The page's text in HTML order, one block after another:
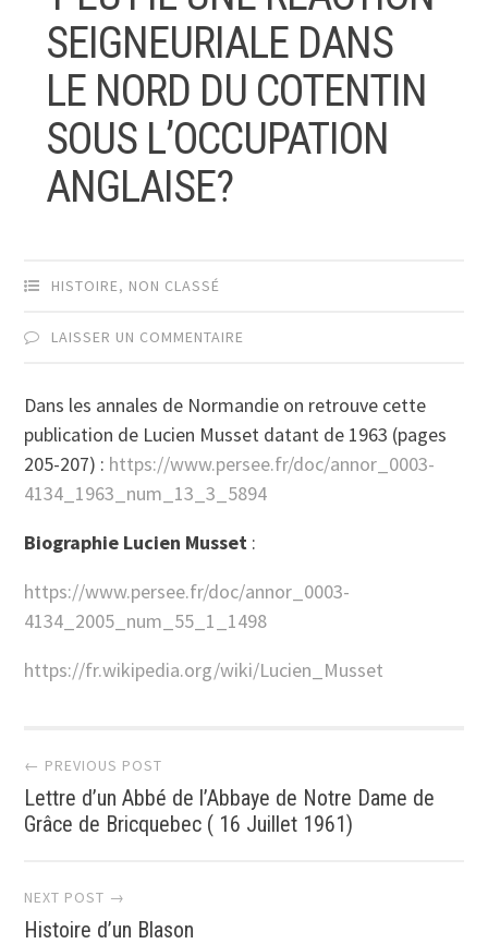
SEIGNEURIALE DANS
LE NORD DU COTENTIN
SOUS L’OCCUPATION
ANGLAISE?
HISTOIRE, NON CLASSÉ
LAISSER UN COMMENTAIRE
Dans les annales de Normandie on retrouve cette
publication de Lucien Musset datant de 1963 (pages
205-207) : https://www.persee.fr/doc/annor_0003-
4134_1963_num_13_3_5894
Biographie Lucien Musset :
https://www.persee.fr/doc/annor_0003-
4134_2005_num_55_1_1498
https://fr.wikipedia.org/wiki/Lucien_Musset
Navigation
des
articles
← PREVIOUS POST
Lettre d’un Abbé de l’Abbaye de Notre Dame de
Grâce de Bricquebec ( 16 Juillet 1961)
NEXT POST →
Histoire d’un Blason